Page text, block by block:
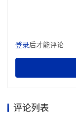
登录后才能评论
评论列表